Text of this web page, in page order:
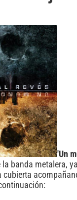
'Un
banda metalera,
cubierta